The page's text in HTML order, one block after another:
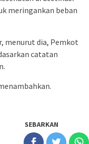
meringankan beban
menurut dia, Pemkot
catatan
SEBARKAN